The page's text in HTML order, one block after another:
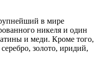
в мире
никеля и один
и меди. Кроме того,
золото, иридий,